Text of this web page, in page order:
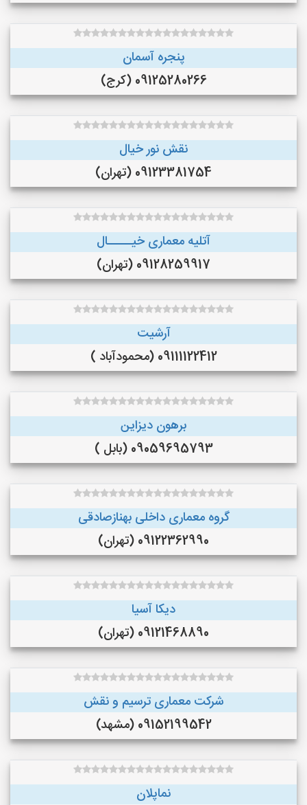
پنجره آسمان
09125280266 (کرج)
نقش نور خیال
09123381754 (تهران)
آتلیه معماری خیـــــال
09128259917 (تهران)
آرشیت
09111122412 (محمودآباد )
برهون دیزاین
09059695793 (بابل )
گروه معماری داخلی بهنازصادقی
09122362990 (تهران)
دیکا آسیا
09121468890 (تهران)
شرکت معماری ترسیم و نقش
09152199542 (مشهد)
نماپلان